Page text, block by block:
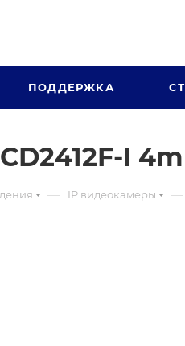
ПОДДЕРЖКА
I
— IP видеокамеры —